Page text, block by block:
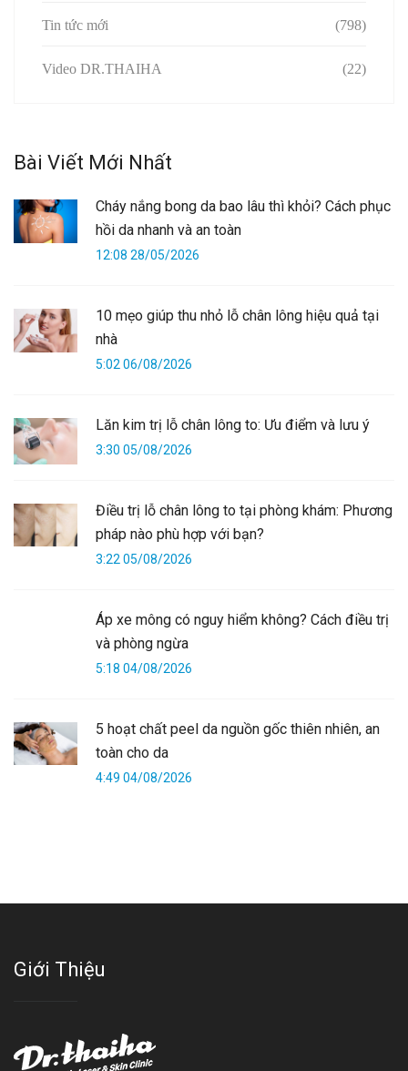
Tin tức mới (798)
Video DR.THAIHA (22)
Bài Viết Mới Nhất
Cháy nắng bong da bao lâu thì khỏi? Cách phục
hồi da nhanh và an toàn
12:08 28/05/2026
10 mẹo giúp thu nhỏ lỗ chân lông hiệu quả tại
nhà
5:02 06/08/2026
Lăn kim trị lỗ chân lông to: Ưu điểm và lưu ý
3:30 05/08/2026
Điều trị lỗ chân lông to tại phòng khám: Phương
pháp nào phù hợp với bạn?
3:22 05/08/2026
Áp xe mông có nguy hiểm không? Cách điều trị
và phòng ngừa
5:18 04/08/2026
5 hoạt chất peel da nguồn gốc thiên nhiên, an
toàn cho da
4:49 04/08/2026
Giới Thiệu